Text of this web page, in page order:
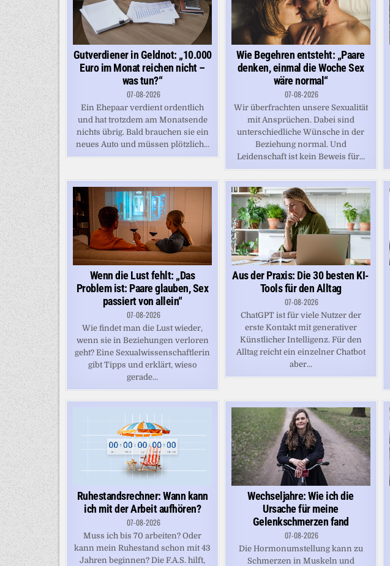
Gutverdiener in Geldnot: „10.000
Euro im Monat reichen nicht –
was tun?“
07-08-2026
Ein Ehepaar verdient ordentlich
und hat trotzdem am Monatsende
nichts übrig. Bald brauchen sie ein
neues Auto und müssen plötzlich...
Wie Begehren entsteht: „Paare
denken, einmal die Woche Sex
wäre normal“
07-08-2026
Wir überfrachten unsere Sexualität
mit Ansprüchen. Dabei sind
unterschiedliche Wünsche in der
Beziehung normal. Und
Leidenschaft ist kein Beweis für...
Wenn die Lust fehlt: „Das
Problem ist: Paare glauben, Sex
passiert von allein“
07-08-2026
Wie findet man die Lust wieder,
wenn sie in Beziehungen verloren
geht? Eine Sexualwissenschaftlerin
gibt Tipps und erklärt, wieso
gerade...
Aus der Praxis: Die 30 besten KI-
Tools für den Alltag
07-08-2026
ChatGPT ist für viele Nutzer der
erste Kontakt mit generativer
Künstlicher Intelligenz. Für den
Alltag reicht ein einzelner Chatbot
aber...
Ruhestandsrechner: Wann kann
ich mit der Arbeit aufhören?
07-08-2026
Muss ich bis 70 arbeiten? Oder
kann mein Ruhestand schon mit 43
Jahren beginnen? Die F.A.S. hilft,
Wechseljahre: Wie ich die
Ursache für meine
Gelenkschmerzen fand
07-08-2026
Die Hormonumstellung kann zu
Schmerzen in Muskeln und